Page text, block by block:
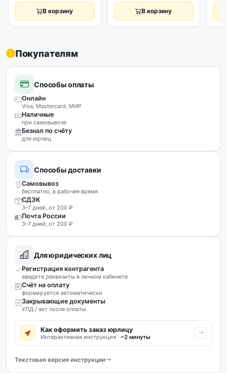
В корзину В корзину
Покупателям
Способы оплаты
Онлайн
Visa, Mastercard, МИР
Наличные
при самовывозе
Безнал по счёту
для юрлиц
Способы доставки
Самовывоз
бесплатно, в рабочее время
СДЭК
3–7 дней, от 200 ₽
Почта России
3–7 дней, от 200 ₽
Для юридических лиц
Регистрация контрагента
введите реквизиты в личном кабинете
Счёт на оплату
формируется автоматически
Закрывающие документы
УПД / акт после оплаты
Как оформить заказ юрлицу
Интерактивная инструкция · ~2 минуты
Текстовая версия инструкции